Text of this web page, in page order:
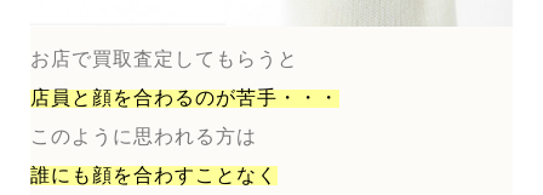
お店で買取査定してもらうと
店員と顔を合わるのが苦手・・・
このように思われる方は
誰にも顔を合わすことなく